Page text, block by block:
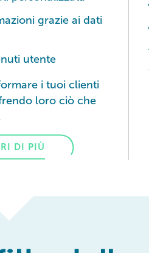
grazie ai dati
utente
i tuoi clienti
loro ciò che
DI PIÙ